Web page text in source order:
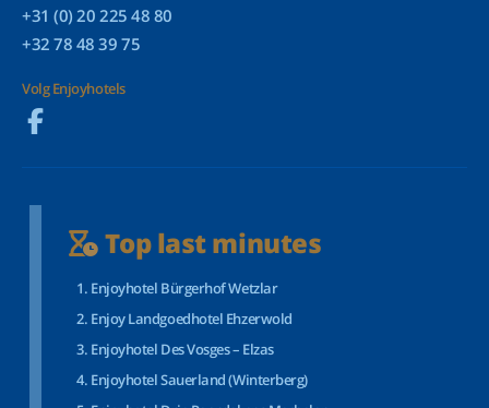
+31 (0) 20 225 48 80
+32 78 48 39 75
Volg Enjoyhotels
Top last minutes
Enjoyhotel Bürgerhof Wetzlar
Enjoy Landgoedhotel Ehzerwold
Enjoyhotel Des Vosges – Elzas
Enjoyhotel Sauerland (Winterberg)